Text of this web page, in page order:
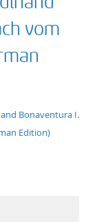
vom
Bonaventura I.
Edition)